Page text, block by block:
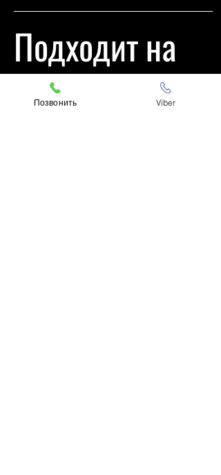
Подходит на
модели:
Позвонить Viber